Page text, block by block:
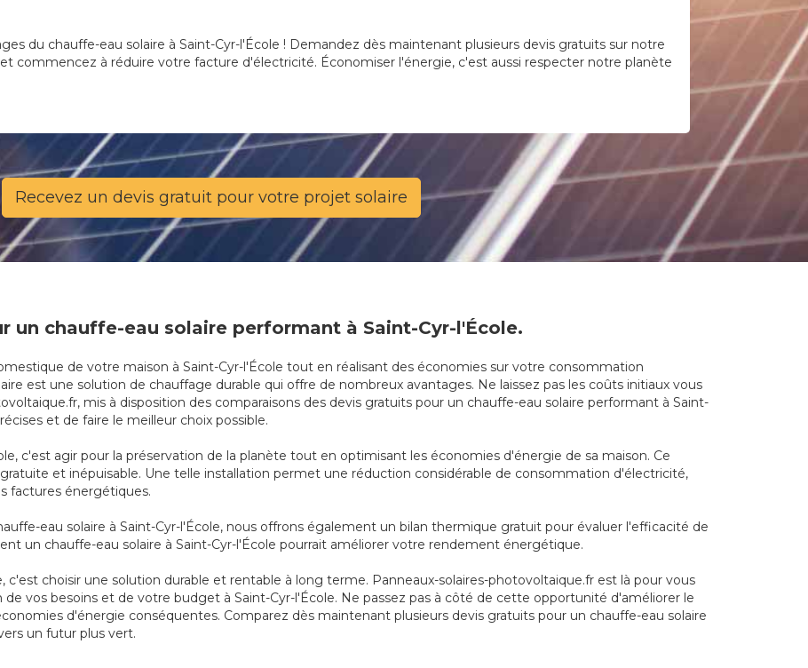
du chauffe-eau solaire à Saint-Cyr-l'École ! Demandez dès maintenant plusieurs devis gratuits sur notre
commencez à réduire votre facture d'électricité. Économiser l'énergie, c'est aussi respecter notre planète
Recevez un devis gratuit pour votre projet solaire
un chauffe-eau solaire performant à Saint-Cyr-l'École.
de votre maison à Saint-Cyr-l'École tout en réalisant des économies sur votre consommation
est une solution de chauffage durable qui offre de nombreux avantages. Ne laissez pas les coûts initiaux vous
mis à disposition des comparaisons des devis gratuits pour un chauffe-eau solaire performant à Saint-
et de faire le meilleur choix possible.
c'est agir pour la préservation de la planète tout en optimisant les économies d'énergie de sa maison. Ce
et inépuisable. Une telle installation permet une réduction considérable de consommation d'électricité,
factures énergétiques.
eau solaire à Saint-Cyr-l'École, nous offrons également un bilan thermique gratuit pour évaluer l'efficacité de
un chauffe-eau solaire à Saint-Cyr-l'École pourrait améliorer votre rendement énergétique.
c'est choisir une solution durable et rentable à long terme. Panneaux-solaires-photovoltaique.fr est là pour vous
vos besoins et de votre budget à Saint-Cyr-l'École. Ne passez pas à côté de cette opportunité d'améliorer le
d'énergie conséquentes. Comparez dès maintenant plusieurs devis gratuits pour un chauffe-eau solaire
un futur plus vert.